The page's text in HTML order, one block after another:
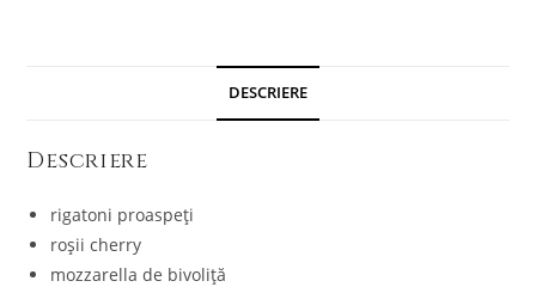
DESCRIERE
Descriere
rigatoni proaspeți
roșii cherry
mozzarella de bivoliță